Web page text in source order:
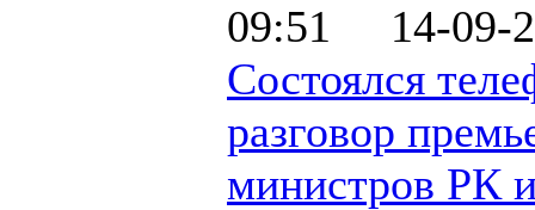
09:51 14-09-
Состоялся
разговор
министров РК